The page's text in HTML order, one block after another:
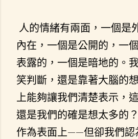
人的情緒有兩面，一個是
內在，一個是公開的，一
表露的，一個是暗地的。
笑判斷，還是靠著大腦的
上能夠讓我們清楚表示，
還是我們的確是想太多的
作為表面上——但卻我們認